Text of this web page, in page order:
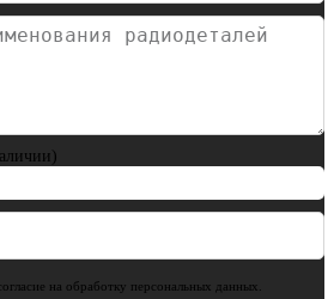
на обработку персональных данных.